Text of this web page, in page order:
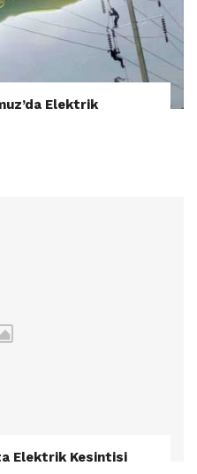
Elektrik
Elektrik Kesintisi